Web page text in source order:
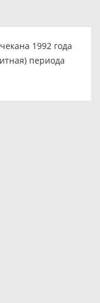
1992 года
периода